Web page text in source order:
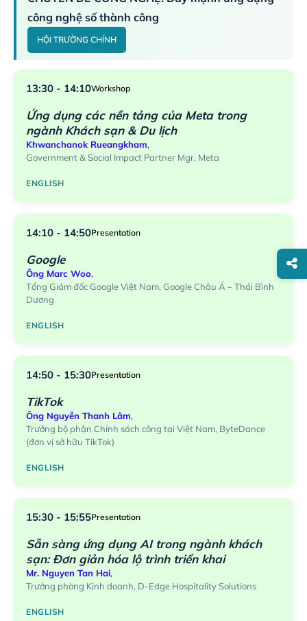
công nghệ số thành công
HỘI TRƯỜNG CHÍNH
13:30 - 14:10Workshop
Ứng dụng các nền tảng của Meta trong
ngành Khách sạn & Du lịch
Khwanchanok Rueangkham,
Government & Social Impact Partner Mgr, Meta
ENGLISH
14:10 - 14:50Presentation
Google
Ông Marc Woo,
Tổng Giám đốc Google Việt Nam, Google Châu Á – Thái Bình
Dương
ENGLISH
14:50 - 15:30Presentation
TikTok
Ông Nguyễn Thanh Lâm,
Trưởng bộ phận Chính sách công tại Việt Nam, ByteDance
(đơn vị sở hữu TikTok)
ENGLISH
15:30 - 15:55Presentation
Sẵn sàng ứng dụng AI trong ngành khách
sạn: Đơn giản hóa lộ trình triển khai
Mr. Nguyen Tan Hai,
Trưởng phòng Kinh doanh, D-Edge Hospitality Solutions
ENGLISH